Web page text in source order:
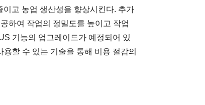
고 농업 생산성을 향상시킨다. 추가
하여 작업의 정밀도를 높이고 작업
기능의 업그레이드가 예정되어 있
할 수 있는 기술을 통해 비용 절감의